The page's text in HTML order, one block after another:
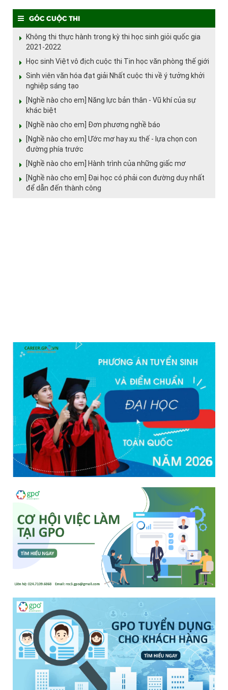
Góc cuộc thi
Không thi thực hành trong kỳ thi học sinh giỏi quốc gia
2021-2022
Học sinh Việt vô địch cuộc thi Tin học văn phòng thế giới
Sinh viên văn hóa đạt giải Nhất cuộc thi về ý tưởng khởi
nghiệp sáng tạo
[Nghề nào cho em] Năng lực bản thân - Vũ khí của sự
khác biệt
[Nghề nào cho em] Đơn phương nghề báo
[Nghề nào cho em] Ước mơ hay xu thế - lựa chọn con
đường phía trước
[Nghề nào cho em] Hành trình của những giấc mơ
[Nghề nào cho em] Đại học có phải con đường duy nhất
để dẫn đến thành công